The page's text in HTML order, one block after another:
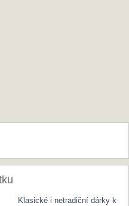
Klasické i netradiční dárky k